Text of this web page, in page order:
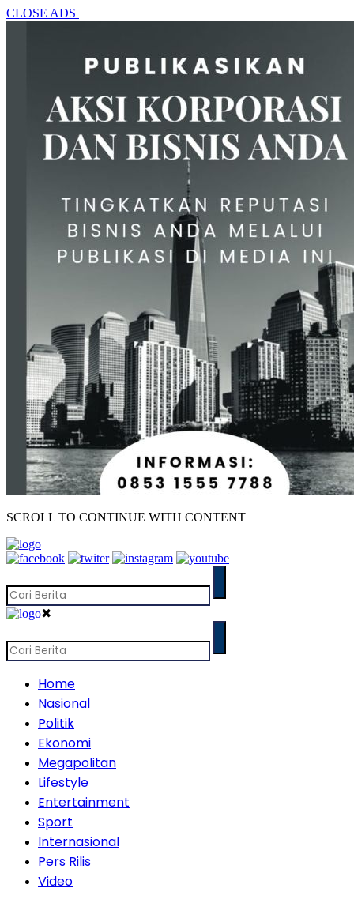
CLOSE ADS
SCROLL TO CONTINUE WITH CONTENT
✖
Home
Nasional
Politik
Ekonomi
Megapolitan
Lifestyle
Entertainment
Sport
Internasional
Pers Rilis
Video